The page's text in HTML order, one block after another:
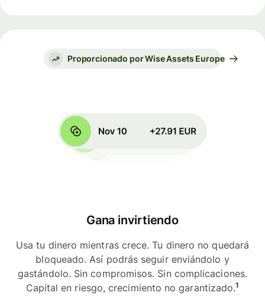
Proporcionado por Wise Assets Europe
Gana invirtiendo
Usa tu dinero mientras crece. Tu dinero no quedará
bloqueado. Así podrás seguir enviándolo y
gastándolo. Sin compromisos. Sin complicaciones.
Capital en riesgo, crecimiento no garantizado.1